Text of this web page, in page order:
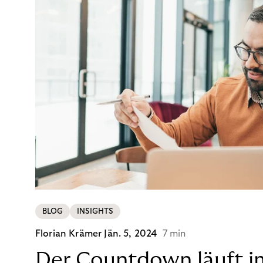
BLOG INSIGHTS
Florian Krämer Jän. 5, 2024 7 min